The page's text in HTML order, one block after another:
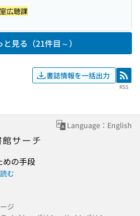
広聴課
と見る（21件目～）
書誌情報を一括出力 RSS
RSS
Language：English
めの手段
む
ジ